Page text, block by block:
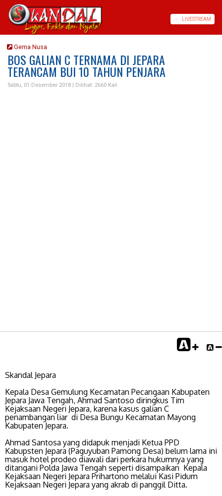
LIVESTREAM
Gema Nusa
BOS GALIAN C TERNAMA DI JEPARA
TERANCAM BUI 10 TAHUN PENJARA
Sabtu, 01 Desember 2018 | Dilihat: 2660 Kali
Skandal Jepara
Kepala Desa Gemulung Kecamatan Pecangaan Kabupaten
Jepara Jawa Tengah, Ahmad Santoso diringkus Tim
Kejaksaan Negeri Jepara, karena kasus galian C
penambangan liar di Desa Bungu Kecamatan Mayong
Kabupaten Jepara.
Ahmad Santosa yang didapuk menjadi Ketua PPD
Kabupsten Jepara (Paguyuban Pamong Desa) belum lama ini
masuk hotel prodeo diawali dari perkara hukumnya yang
ditangani Polda Jawa Tengah seperti disampaikan Kepala
Kejaksaan Negeri Jepara Prihartono melalui Kasi Pidum
Kejaksaan Negeri Jepara yang akrab di panggil Ditta.